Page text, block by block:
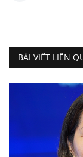
BÀI VIẾT LIÊN